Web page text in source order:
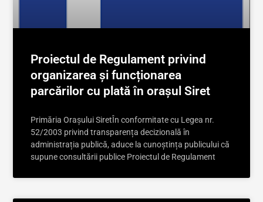
Proiectul de Regulament privind
organizarea și funcționarea
parcărilor cu plată în orașul Siret
Primăria Orașului SiretÎn conformitate cu Legea nr.
52/2003 privind transparența decizională în
administrația publică, aduce la cunoștința publicului că
supune consultării publice Proiectul de Regulament